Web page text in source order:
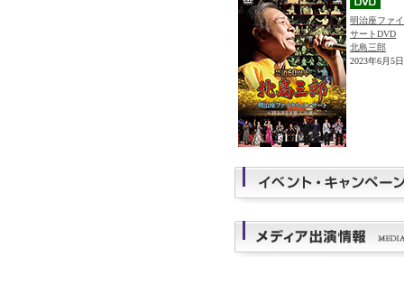
明治座ファ
サートDVD
北島三郎
2023年6月5